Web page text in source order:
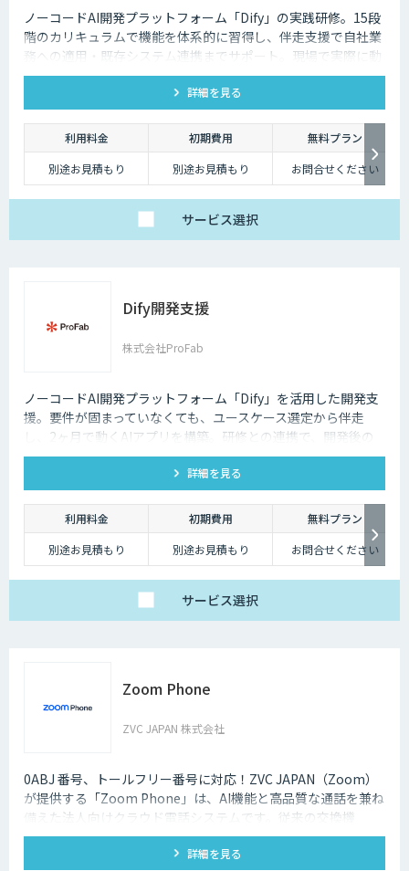
を導入する企業が一気に増加しましたが、実はそれ以前からテレワークを
導入する企業は少しずつ増加している状況でした。
それは、パソコンやスマホといった通信機器のスペックが向上しているか
らです。また、Wi-Fiなどのデータ通信ネットワーク環境が整備され始め、
低価格でネットワークを利用できるようになったことも要因のひとつとい
えるでしょう。
しかし、テレワークを導入した場合には、社内コミュニケーションが難し
くなってしまうのも事実です。それに加え、業態管理も難しくなってしま
うため、テレワークに不安を感じてしまう企業も少なくないでしょう。
おり、それらを有効活用すれば、テレワークのデメリットをある程度解消
していくことも可能になります。
ノーコードAI開発プラットフォーム「Dify」の実践研修。15段
階のカリキュラムで機能を体系的に習得し、伴走支援で自社業
務への適用・既存システム連携までサポート。現場で実際に動
くAIツールを自分たちで作れる状態を目指します。
詳細を見る
利用料金 初期費用
無料プラン
別途お見積もり
別途お見積もり お問合せください
サービス選択
Dify開発支援
株式会社ProFab
ノーコードAI開発プラットフォーム「Dify」を活用した開発支
援。要件が固まっていなくても、ユースケース選定から伴走
し、2ヶ月で動くAIアプリを構築。研修との連携で、開発後の
内製化・自走までサポートします。
詳細を見る
利用料金 初期費用
無料プラン
別途お見積もり
別途お見積もり お問合せください
サービス選択
Zoom Phone
ZVC JAPAN 株式会社
0ABJ 番号、トールフリー番号に対応！ZVC JAPAN（Zoom）
が提供する「Zoom Phone」は、AI機能と高品質な通話を兼ね
備えた法人向けクラウド電話システムです。従来の交換機
（PBX）を必要としないため、導入や運用にかかるコストを大
詳細を見る